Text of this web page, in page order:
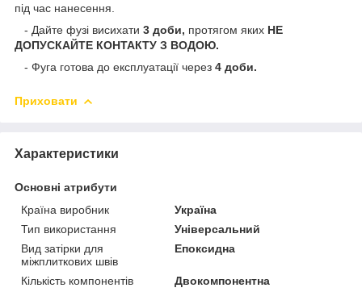
під час нанесення.
- Дайте фузі висихати 3 доби, протягом яких НЕ
ДОПУСКАЙТЕ КОНТАКТУ З ВОДОЮ.
- Фуга готова до експлуатації через 4 доби.
Приховати
Характеристики
Основні атрибути
Країна виробник
Україна
Тип використання
Універсальний
Вид затірки для
міжплиткових швів
Епоксидна
Кількість компонентів
Двокомпонентна